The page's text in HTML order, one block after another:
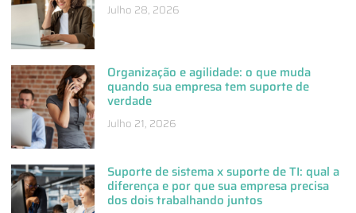
Julho 28, 2026
Organização e agilidade: o que muda
quando sua empresa tem suporte de
verdade
Julho 21, 2026
Suporte de sistema x suporte de TI: qual a
diferença e por que sua empresa precisa
dos dois trabalhando juntos